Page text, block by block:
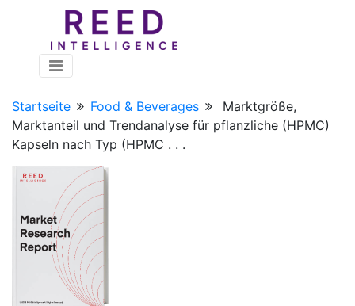
Startseite Food & Beverages
Marktgröße,
Marktanteil und Trendanalyse für pflanzliche (HPMC)
Kapseln nach Typ (HPMC . . .